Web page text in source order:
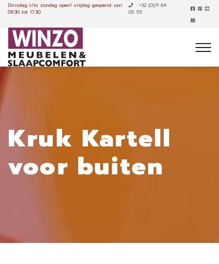
Dinsdag t/m zondag open! vrijdag geopend van
09:30 tot 17:30
+32 (0)11 64
05 59
Kruk Kartell
voor buiten